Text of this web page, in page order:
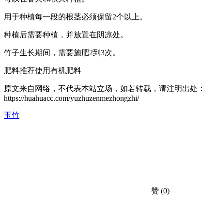
用于种植每一段的根茎必须保留2个以上。
种植后需要种植，并放置在阴凉处。
竹子生长期间，需要施肥2到3次。
肥料推荐使用有机肥料
原文来自网络，不代表本站立场，如若转载，请注明出处：
https://huahuacc.com/yuzhuzenmezhongzhi/
玉竹
赞 (0)